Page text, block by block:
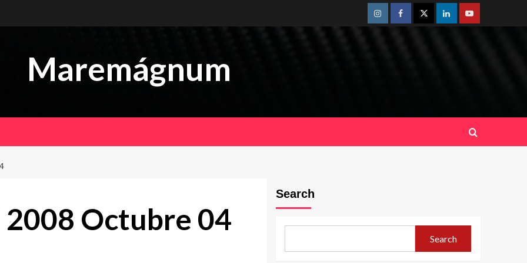
InstagramFacebookTwitterLinkedinYoutube
Maremágnum
Octubre 04
Search
Search